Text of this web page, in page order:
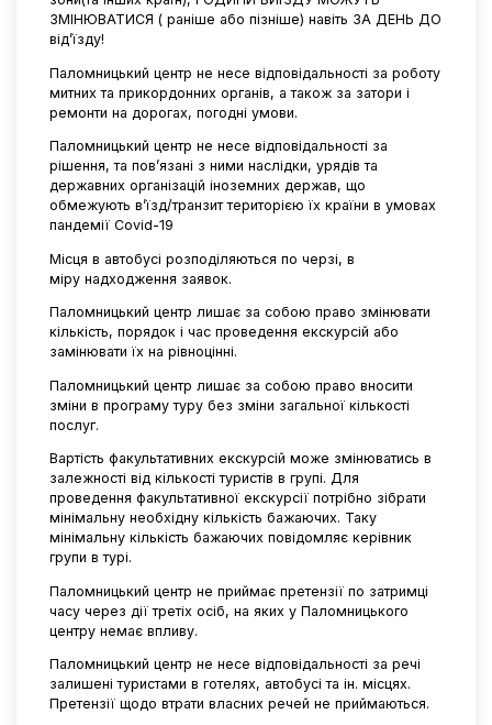
ЗМІНЮВАТИСЯ ( раніше або пізніше) навіть ЗА ДЕНЬ ДО
від’їзду!
Паломницький центр не несе відповідальності за роботу
митних та прикордонних органів, а також за затори і
ремонти на дорогах, погодні умови.
Паломницький центр не несе відповідальності за
рішення, та пов’язані з ними наслідки, урядів та
державних організацій іноземних держав, що
обмежують в’їзд/транзит територією їх країни в умовах
пандемії Covid-19
Місця в автобусі розподіляються по черзі, в
міру надходження заявок.
Паломницький центр лишає за собою право змінювати
кількість, порядок і час проведення екскурсій або
замінювати їх на рівноцінні.
Паломницький центр лишає за собою право вносити
зміни в програму туру без зміни загальної кількості
послуг.
Вартість факультативних екскурсій може змінюватись в
залежності від кількості туристів в групі. Для
проведення факультативної екскурсії потрібно зібрати
мінімальну необхідну кількість бажаючих. Таку
мінімальну кількість бажаючих повідомляє керівник
групи в турі.
Паломницький центр не приймає претензії по затримці
часу через дії третіх осіб, на яких у Паломницького
центру немає впливу.
Паломницький центр не несе відповідальності за речі
залишені туристами в готелях, автобусі та ін. місцях.
Претензії щодо втрати власних речей не приймаються.